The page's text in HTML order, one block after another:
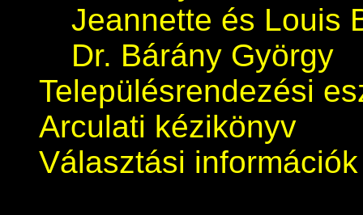
Jeannette és Louis
Dr. Bárány György
Településrendezési
Arculati kézikönyv
Választási információk